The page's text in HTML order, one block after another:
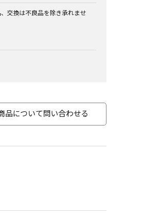
交換は不良品を除き承れませ
品について問い合わせる